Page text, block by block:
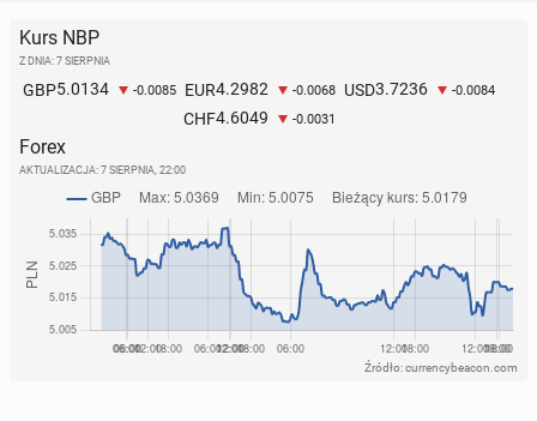
Kurs NBP
Z DNIA: 7 SIERPNIA
GBP5.0134 -0.0085 EUR4.2982 -0.0068 USD3.7236 -0.0084
CHF4.6049 -0.0031
Forex
AKTUALIZACJA: 7 SIERPNIA, 22:00
Źródło: currencybeacon.com